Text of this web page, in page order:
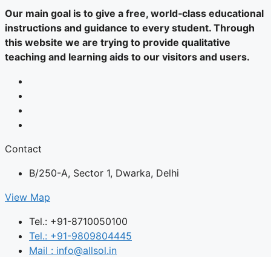
Our main goal is to give a free, world‑class educational
instructions and guidance to every student. Through
this website we are trying to provide qualitative
teaching and learning aids to our visitors and users.
Contact
B/250-A, Sector 1, Dwarka, Delhi
View Map
Tel.: +91-8710050100
Tel.: +91-9809804445
Mail : info@allsol.in